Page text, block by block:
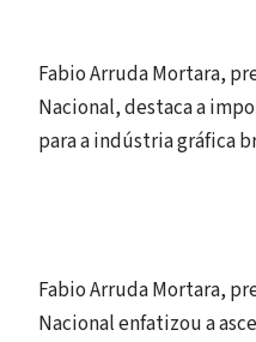
Fabio Arruda Mortara,
Nacional, destaca a
para a indústria gráfica
Fabio Arruda Mortara,
Nacional enfatizou a